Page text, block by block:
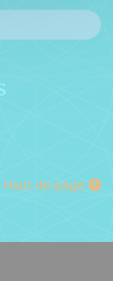
Haut de page